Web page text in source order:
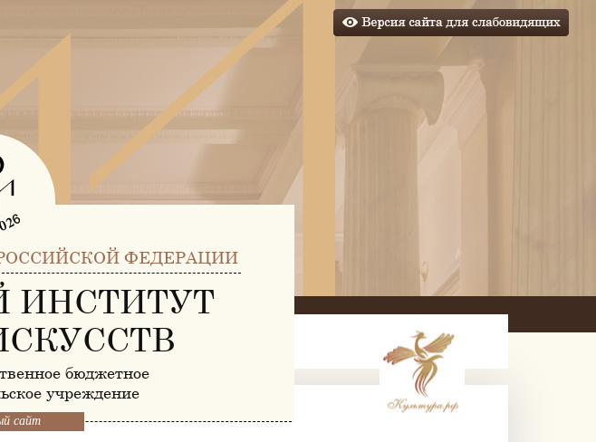
ФЕДЕРАЦИИ
ИНСТИТУТ
бюджетное
учреждение
сайт